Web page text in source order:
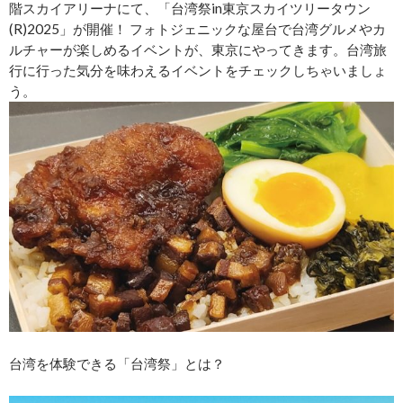
階スカイアリーナにて、「台湾祭in東京スカイツリータウン
(R)2025」が開催！ フォトジェニックな屋台で台湾グルメやカ
ルチャーが楽しめるイベントが、東京にやってきます。台湾旅
行に行った気分を味わえるイベントをチェックしちゃいましょ
う。
台湾を体験できる「台湾祭」とは？